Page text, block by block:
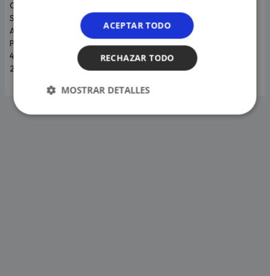
Combo, Grupo Niche, La
Sonora Ponceña,
Adolescentes y Puerto Rican
Power. La preventa inicia este
4 de agosto en Teleticket con
20 % de descuento.
ACEPTAR TODO
RECHAZAR TODO
MOSTRAR DETALLES